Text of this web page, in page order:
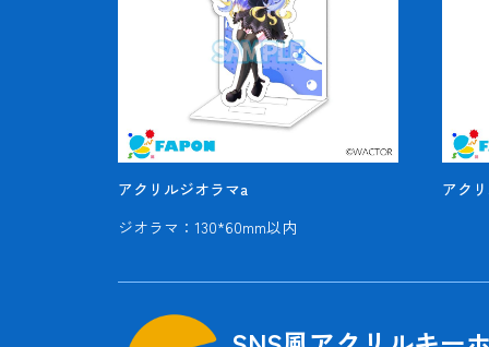
アクリルジオラマa
アク
ジオラマ：130*60mm以内